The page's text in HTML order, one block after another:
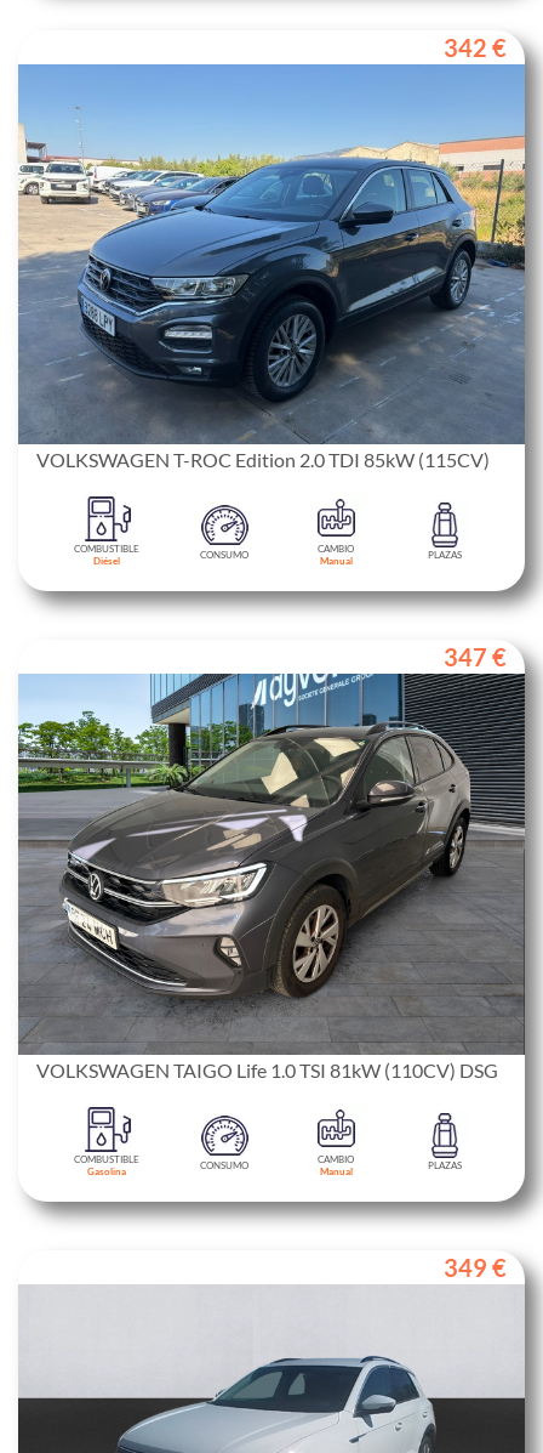
342 €
VOLKSWAGEN T-ROC Edition 2.0 TDI 85kW (115CV)
COMBUSTIBLE
Diésel
CONSUMO
CAMBIO
Manual
PLAZAS
347 €
VOLKSWAGEN TAIGO Life 1.0 TSI 81kW (110CV) DSG
COMBUSTIBLE
Gasolina
CONSUMO
CAMBIO
Manual
PLAZAS
349 €